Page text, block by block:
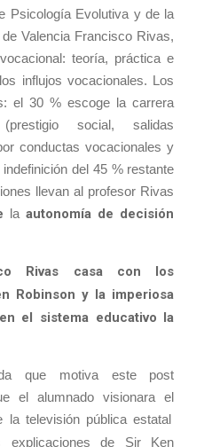
Psicología Evolutiva y de la
Valencia Francisco Rivas,
teoría, práctica e
influjos vocacionales. Los
el 30 % escoge la carrera
social, salidas
conductas vocacionales y
del 45 % restante
llevan al profesor Rivas
laautonomía de decisión
Rivas casa con los
Robinson y la imperiosa
el sistema educativo la
que motiva este post
el alumnado visionara el
la televisión pública estatal
explicaciones de Sir Ken